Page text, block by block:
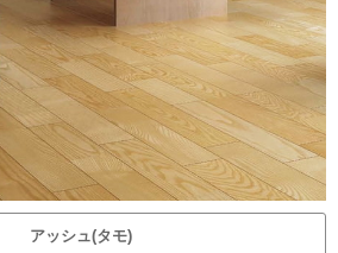
アッシュ(タモ)